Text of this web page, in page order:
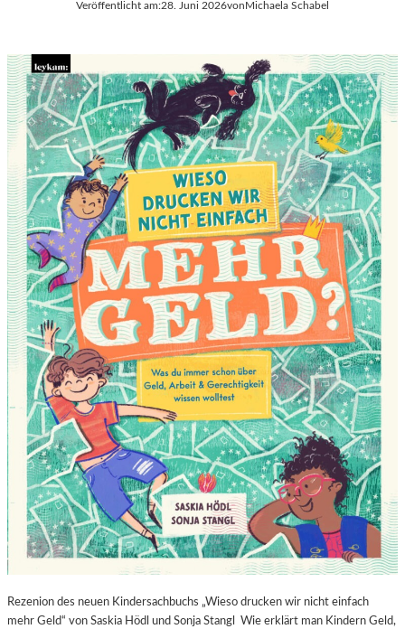
Veröffentlicht am:28. Juni 2026vonMichaela Schabel
Rezenion des neuen Kindersachbuchs „Wieso drucken wir nicht einfach
mehr Geld“ von Saskia Hödl und Sonja Stangl Wie erklärt man Kindern Geld,